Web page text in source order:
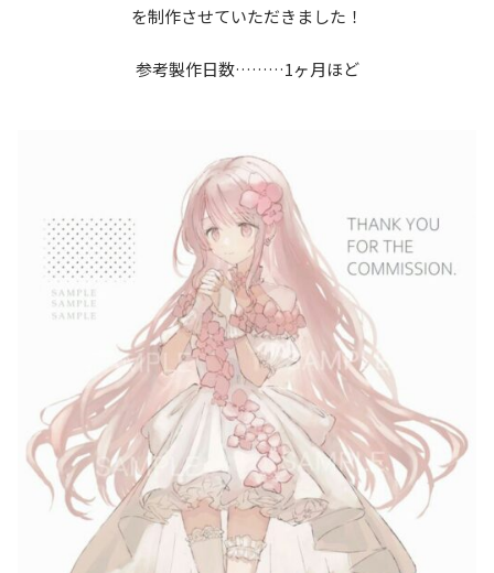
を制作させていただきました！
参考製作日数………1ヶ月ほど